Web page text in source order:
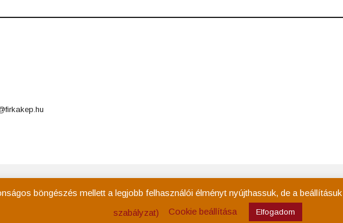
böngészés mellett a legjobb felhasználói élményt nyújthassuk, de a
szabályzat)
Cookie beállítása Elfogadom